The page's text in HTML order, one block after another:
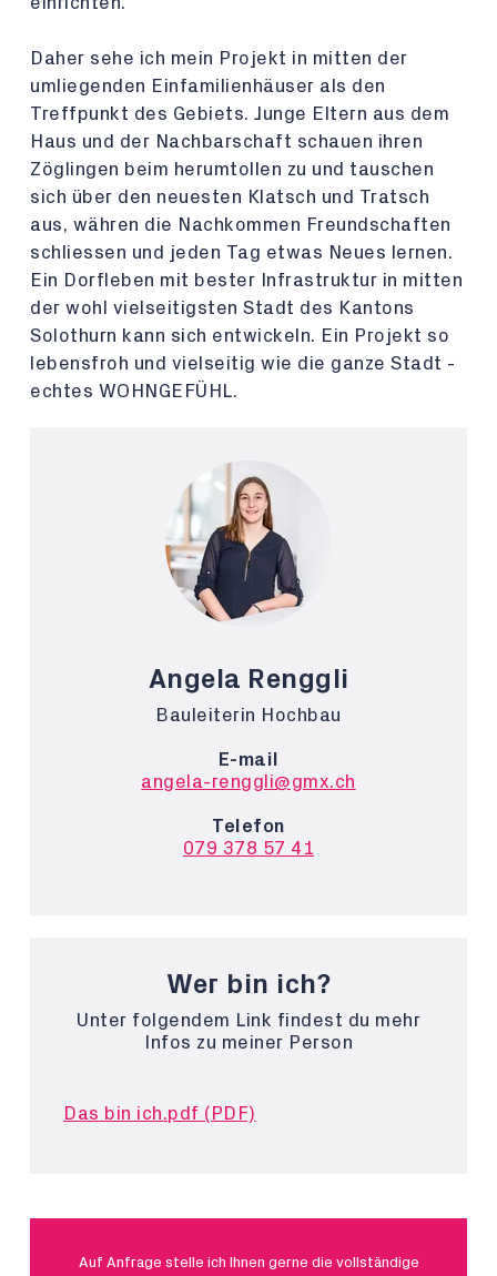
Daher sehe ich mein Projekt in mitten der
umliegenden Einfamilienhäuser als den
Treffpunkt des Gebiets. Junge Eltern aus dem
Haus und der Nachbarschaft schauen ihren
Zöglingen beim herumtollen zu und tauschen
sich über den neuesten Klatsch und Tratsch
aus, währen die Nachkommen Freundschaften
schliessen und jeden Tag etwas Neues lernen.
Ein Dorfleben mit bester Infrastruktur in mitten
der wohl vielseitigsten Stadt des Kantons
Solothurn kann sich entwickeln. Ein Projekt so
lebensfroh und vielseitig wie die ganze Stadt -
echtes WOHNGEFÜHL.
Angela Renggli
Bauleiterin Hochbau
E-mail
angela-renggli@gmx.ch
Telefon
079 378 57 41
Wer bin ich?
Unter folgendem Link findest du mehr
Infos zu meiner Person
Das bin ich.pdf (PDF)
Auf Anfrage stelle ich Ihnen gerne die vollständige